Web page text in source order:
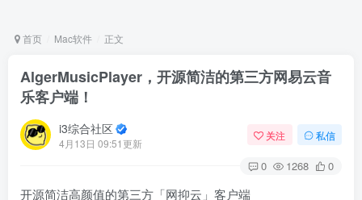
首页 Mac软件 正文
AlgerMusicPlayer，开源简洁的第三方网易云音
乐客户端！
i3综合社区
4月13日 09:51更新
关注 私信
0 1268 0
开源简洁高颜值的第三方「网抑云」客户端